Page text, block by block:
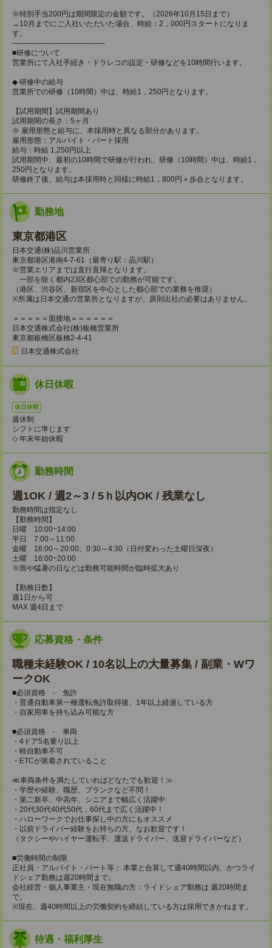
※特別手当200円は期間限定の金額です。（2026年10月15日まで）
→10月までにご入社いただいた場合、時給：2，000円スタートになりま
す。
─────────────────
■研修について
営業所にて入社手続き・ドラレコの設定・研修などを10時間行います。
◆ 研修中の給与
営業所での研修（10時間）中は、時給1，250円となります。
【試用期間】試用期間あり
試用期間の長さ：5ヶ月
※ 雇用形態と給与に、本採用時と異なる部分があります。
雇用形態：アルバイト・パート採用
給与：時給 1,250円以上
試用期間中、最初の10時間で研修が行われ、研修（10時間）中は、時給1，
250円となります。
研修終了後、給与は本採用時と同様に時給1，800円＋歩合となります。
勤務地
東京都港区
日本交通(株)品川営業所
東京都港区港南4-7-61（最寄り駅：品川駅）
※営業エリアまでは直行直帰となります。
一部を除く都内23区都心部での勤務が可能です。
（港区、渋谷区、新宿区を中心とした都心部での業務を推奨）
※所属は日本交通の営業所となりますが、原則出社の必要はありません。
＝＝＝＝＝面接地＝＝＝＝＝＝
日本交通株式会社(株)板橋営業所
東京都板橋区板橋2-4-41
日本交通株式会社
休日休暇
休日休暇
週休制
シフトに準じます
◇ 年末年始休暇
勤務時間
週1OK / 週2～3 / 5ｈ以内OK / 残業なし
勤務時間は指定なし
【勤務時間】
日曜 10:00~14:00
平日 7:00～11:00
金曜 16:00～20:00、0:30～4:30（日付変わった土曜日深夜）
土曜 16:00~20:00
※雨や猛暑の日などは勤務可能時間が臨時拡大あり
【勤務日数】
週1日から可
MAX 週4日まで
応募資格・条件
職種未経験OK / 10名以上の大量募集 / 副業・Wワ
ークOK
■必須資格 - 免許
・普通自動車第一種運転免許取得後、1年以上経過している方
・自家用車を持ち込み可能な方
■必須資格 - 車両
・4ドア5名乗り以上
・軽自動車不可
・ETCが装着されていること
≪車両条件を満たしていればどなたでも歓迎！≫
・学歴や経験、職歴、ブランクなど不問！
・第二新卒、中高年、シニアまで幅広く活躍中
・20代30代40代50代，60代まで広く活躍中！
・ハローワークでお仕事探し中の方にもオススメ
・以前ドライバー経験をお持ちの方、なお歓迎です！
（タクシーやハイヤー運転手、運送ドライバー、送迎ドライバーなど）
■労働時間の制限
正社員・アルバイト・パート等： 本業と合算して週40時間以内、かつライ
ドシェア勤務は週20時間まで。
会社経営・個人事業主・現在無職の方：ライドシェア勤務は 週20時間ま
で。
※現在、週40時間以上の労働契約を締結している方は採用できかねます。
待遇・福利厚生